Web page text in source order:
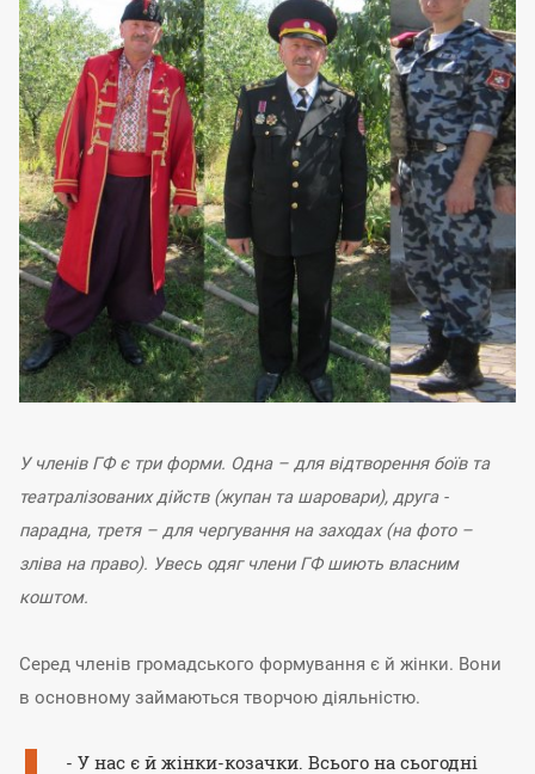
У членів ГФ є три форми. Одна – для відтворення боїв та
театралізованих дійств (жупан та шаровари), друга -
парадна, третя – для чергування на заходах (на фото –
зліва на право). Увесь одяг члени ГФ шиють власним
коштом.
Серед членів громадського формування є й жінки. Вони
в основному займаються творчою діяльністю.
- У нас є й жінки-козачки. Всього на сьогодні